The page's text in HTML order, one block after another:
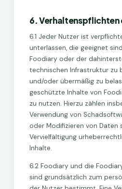
6. Verhaltenspflichten
6.1 Jeder Nutzer ist
unterlassen, die geeignet
Foodiary oder der
technischen Infrastruktur zu
und/oder übermäßig zu
geschützte Inhalte von
zu nutzen. Hierzu zählen
Verwendung von
oder Modifizieren von Daten
Vervielfältigung
Inhalte.
6.2 Foodiary und die
sind grundsätzlich zum